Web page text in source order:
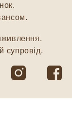
супровід.